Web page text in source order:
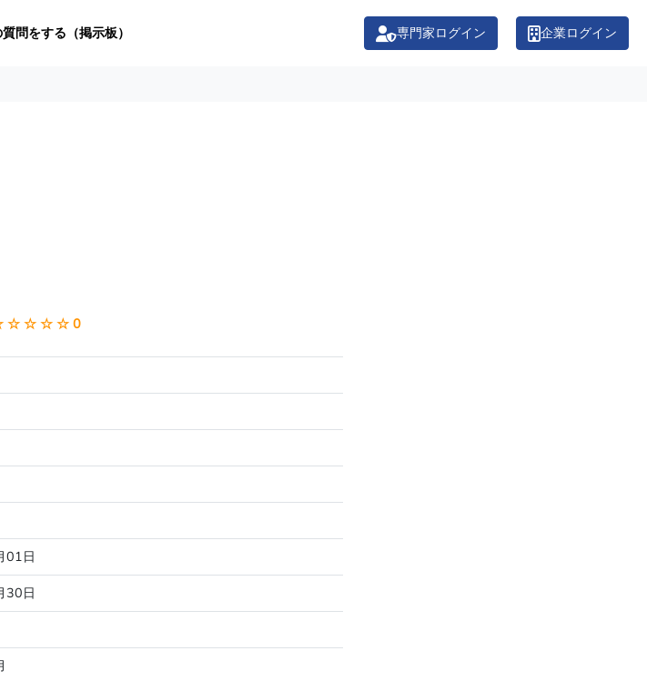
問をする（掲示板） 専門家ログイン 企業ログイン
☆ ☆ ☆ ☆ 0
01日
30日